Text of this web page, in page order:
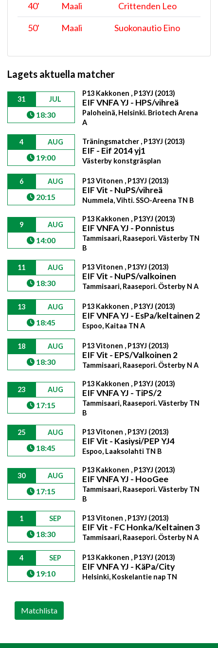
40' Maali Crittenden Leo
50' Maali Suokonautio Eino
Lagets aktuella matcher
31 JUL
18:30
P13 Kakkonen , P13YJ (2013)
EIF VNFA YJ - HPS/vihreä
Paloheinä, Helsinki. Briotech Arena
A
4 AUG
19:00
Träningsmatcher , P13YJ (2013)
EIF - Eif 2014 yj1
Västerby konstgräsplan
6 AUG
20:15
P13 Vitonen , P13YJ (2013)
EIF Vit - NuPS/vihreä
Nummela, Vihti. SSO-Areena TN B
9 AUG
14:00
P13 Kakkonen , P13YJ (2013)
EIF VNFA YJ - Ponnistus
Tammisaari, Raasepori. Västerby TN
B
11 AUG
18:30
P13 Vitonen , P13YJ (2013)
EIF Vit - NuPS/valkoinen
Tammisaari, Raasepori. Österby N A
13 AUG
18:45
P13 Kakkonen , P13YJ (2013)
EIF VNFA YJ - EsPa/keltainen 2
Espoo, Kaitaa TN A
18 AUG
18:30
P13 Vitonen , P13YJ (2013)
EIF Vit - EPS/Valkoinen 2
Tammisaari, Raasepori. Österby N A
23 AUG
17:15
P13 Kakkonen , P13YJ (2013)
EIF VNFA YJ - TiPS/2
Tammisaari, Raasepori. Västerby TN
B
25 AUG
18:45
P13 Vitonen , P13YJ (2013)
EIF Vit - Kasiysi/PEP YJ4
Espoo, Laaksolahti TN B
30 AUG
17:15
P13 Kakkonen , P13YJ (2013)
EIF VNFA YJ - HooGee
Tammisaari, Raasepori. Västerby TN
B
1 SEP
18:30
P13 Vitonen , P13YJ (2013)
EIF Vit - FC Honka/Keltainen 3
Tammisaari, Raasepori. Österby N A
4 SEP
19:10
P13 Kakkonen , P13YJ (2013)
EIF VNFA YJ - KäPa/City
Helsinki, Koskelantie nap TN
Matchlista